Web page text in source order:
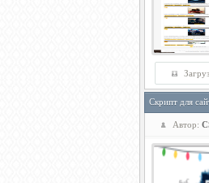
Скрипт для
Автор: